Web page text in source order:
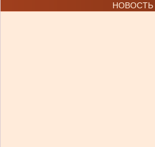
НОВОСТЬ